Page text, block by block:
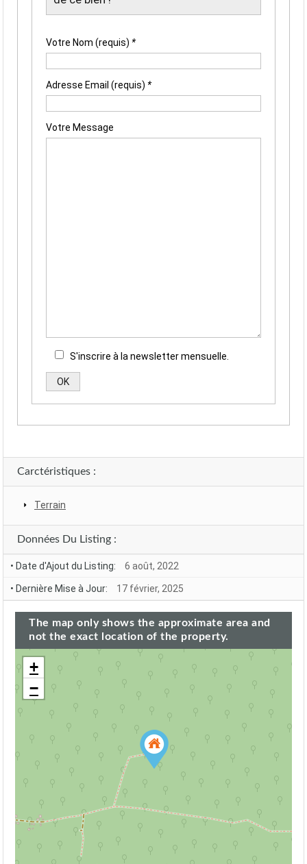
Votre Nom (requis) *
Adresse Email (requis) *
Votre Message
S'inscrire à la newsletter mensuelle.
Carctéristiques :
Terrain
Données Du Listing :
• Date d'Ajout du Listing: 6 août, 2022
• Dernière Mise à Jour: 17 février, 2025
The map only shows the approximate area and
not the exact location of the property.
+
−